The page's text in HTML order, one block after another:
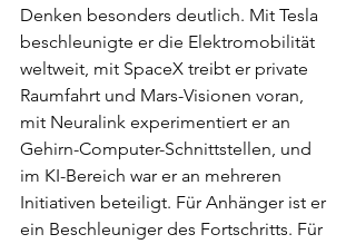
Denken besonders deutlich. Mit Tesla
beschleunigte er die Elektromobilität
weltweit, mit SpaceX treibt er private
Raumfahrt und Mars-Visionen voran,
mit Neuralink experimentiert er an
Gehirn-Computer-Schnittstellen, und
im KI-Bereich war er an mehreren
Initiativen beteiligt. Für Anhänger ist er
ein Beschleuniger des Fortschritts. Für